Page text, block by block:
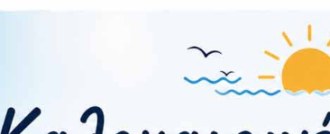
Δίκτυο